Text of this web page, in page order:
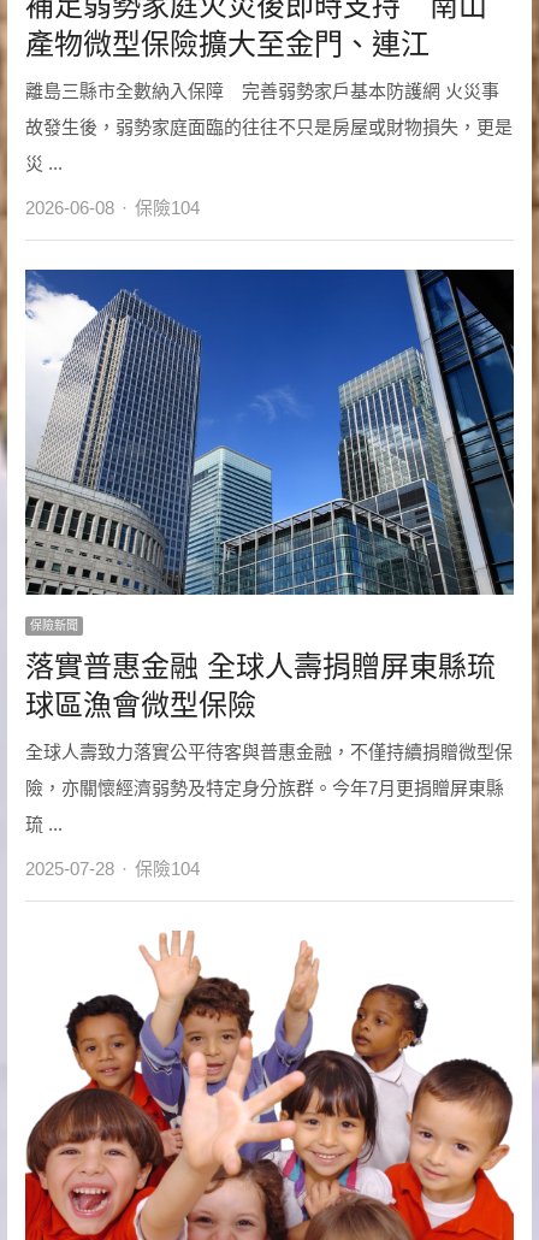
產物微型保險擴大至金門、連江
離島三縣市全數納入保障 完善弱勢家戶基本防護網 火災事
故發生後，弱勢家庭面臨的往往不只是房屋或財物損失，更是
災 ...
2026-06-08 Author
保險104
保險新聞
落實普惠金融 全球人壽捐贈屏東縣琉
球區漁會微型保險
全球人壽致力落實公平待客與普惠金融，不僅持續捐贈微型保
險，亦關懷經濟弱勢及特定身分族群。今年7月更捐贈屏東縣
琉 ...
2025-07-28 Author
保險104